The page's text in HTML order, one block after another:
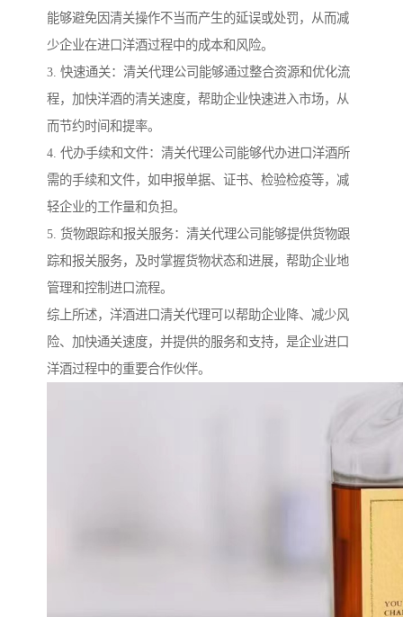
能够避免因清关操作不当而产生的延误或处罚，从而减
少企业在进口洋酒过程中的成本和风险。
3. 快速通关：清关代理公司能够通过整合资源和优化流
程，加快洋酒的清关速度，帮助企业快速进入市场，从
而节约时间和提率。
4. 代办手续和文件：清关代理公司能够代办进口洋酒所
需的手续和文件，如申报单据、证书、检验检疫等，减
轻企业的工作量和负担。
5. 货物跟踪和报关服务：清关代理公司能够提供货物跟
踪和报关服务，及时掌握货物状态和进展，帮助企业地
管理和控制进口流程。
综上所述，洋酒进口清关代理可以帮助企业降、减少风
险、加快通关速度，并提供的服务和支持，是企业进口
洋酒过程中的重要合作伙伴。